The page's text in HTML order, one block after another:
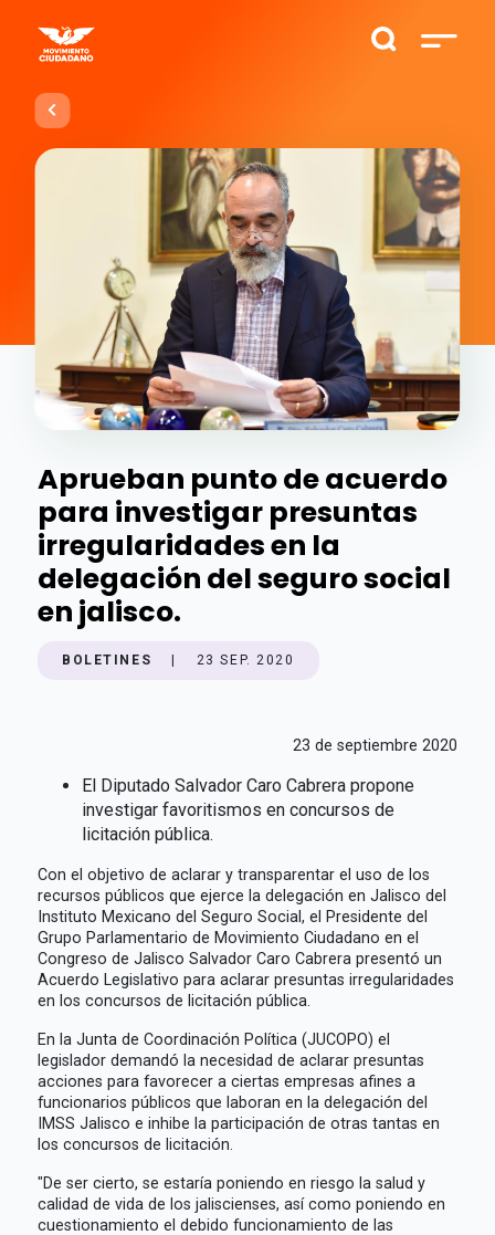
Aprueban punto de acuerdo
para investigar presuntas
irregularidades en la
delegación del seguro social
en jalisco.
BOLETINES 23 SEP. 2020
23 de septiembre 2020
El Diputado Salvador Caro Cabrera propone
investigar favoritismos en concursos de
licitación pública.
Con el objetivo de aclarar y transparentar el uso de los
recursos públicos que ejerce la delegación en Jalisco del
Instituto Mexicano del Seguro Social, el Presidente del
Grupo Parlamentario de Movimiento Ciudadano en el
Congreso de Jalisco Salvador Caro Cabrera presentó un
Acuerdo Legislativo para aclarar presuntas irregularidades
en los concursos de licitación pública.
En la Junta de Coordinación Política (JUCOPO) el
legislador demandó la necesidad de aclarar presuntas
acciones para favorecer a ciertas empresas afines a
funcionarios públicos que laboran en la delegación del
IMSS Jalisco e inhibe la participación de otras tantas en
los concursos de licitación.
"De ser cierto, se estaría poniendo en riesgo la salud y
calidad de vida de los jaliscienses, así como poniendo en
cuestionamiento el debido funcionamiento de las